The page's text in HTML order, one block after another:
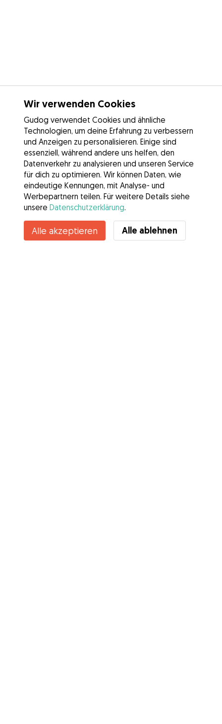
Wir verwenden Cookies
Gudog verwendet Cookies und ähnliche
Technologien, um deine Erfahrung zu verbessern
und Anzeigen zu personalisieren. Einige sind
essenziell, während andere uns helfen, den
Datenverkehr zu analysieren und unseren Service
für dich zu optimieren. Wir können Daten, wie
eindeutige Kennungen, mit Analyse- und
Werbepartnern teilen. Für weitere Details siehe
unsere Datenschutzerklärung.
Alle akzeptieren Alle ablehnen